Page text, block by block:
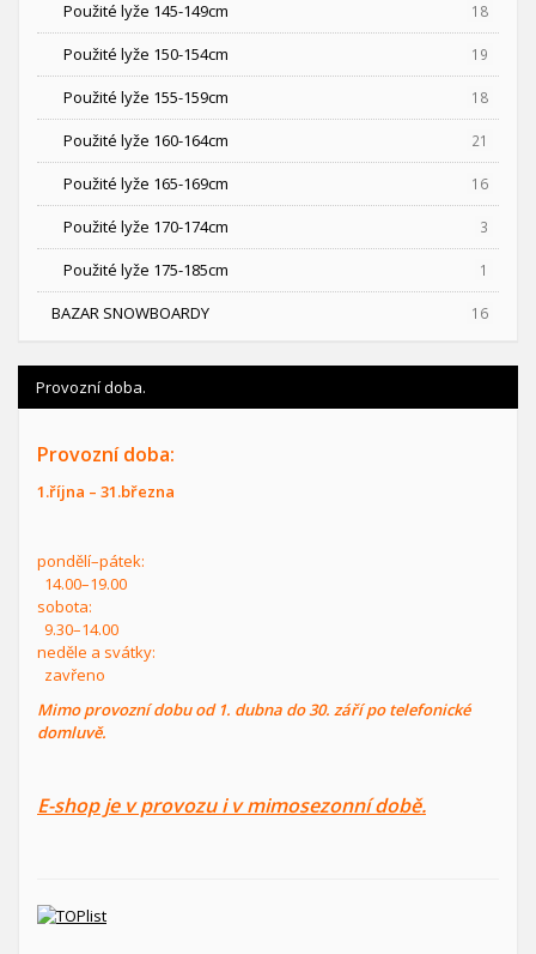
Použité lyže 145-149cm 18
Použité lyže 150-154cm 19
Použité lyže 155-159cm 18
Použité lyže 160-164cm 21
Použité lyže 165-169cm 16
Použité lyže 170-174cm 3
Použité lyže 175-185cm 1
BAZAR SNOWBOARDY 16
Provozní doba.
Provozní doba:
1.října – 31.března
pondělí–pátek:
14.00–19.00
sobota:
9.30–14.00
neděle a svátky:
zavřeno
Mimo provozní dobu od 1. dubna do 30. září po telefonické
domluvě.
E-shop je v provozu i v mimosezonní době.